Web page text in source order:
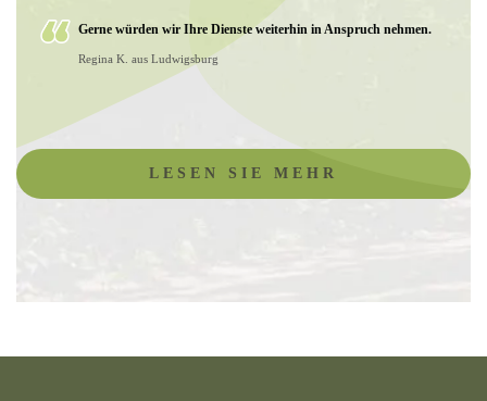
Gerne würden wir Ihre Dienste weiterhin in Anspruch nehmen.
Regina K. aus Ludwigsburg
LESEN SIE MEHR